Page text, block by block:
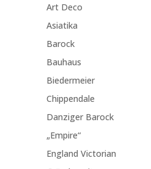
Art Deco
Asiatika
Barock
Bauhaus
Biedermeier
Chippendale
Danziger Barock
„Empire“
England Victorian